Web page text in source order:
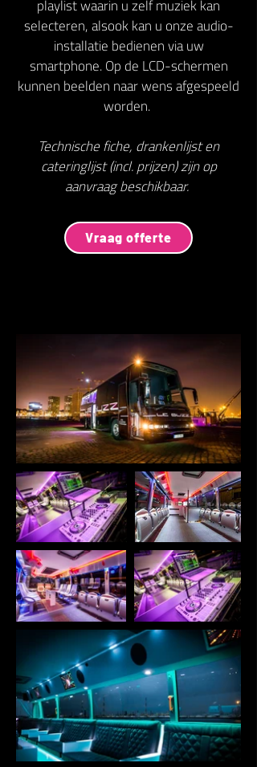
playlist waarin u zelf muziek kan
selecteren, alsook kan u onze audio-
installatie bedienen via uw
smartphone. Op de LCD-schermen
kunnen beelden naar wens afgespeeld
worden.
Technische fiche, drankenlijst en
cateringlijst (incl. prijzen) zijn op
aanvraag beschikbaar.
Vraag offerte